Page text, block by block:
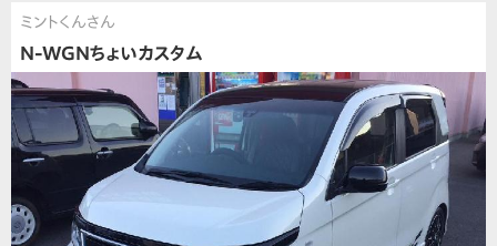
ミントくんさん
N-WGNちょいカスタム